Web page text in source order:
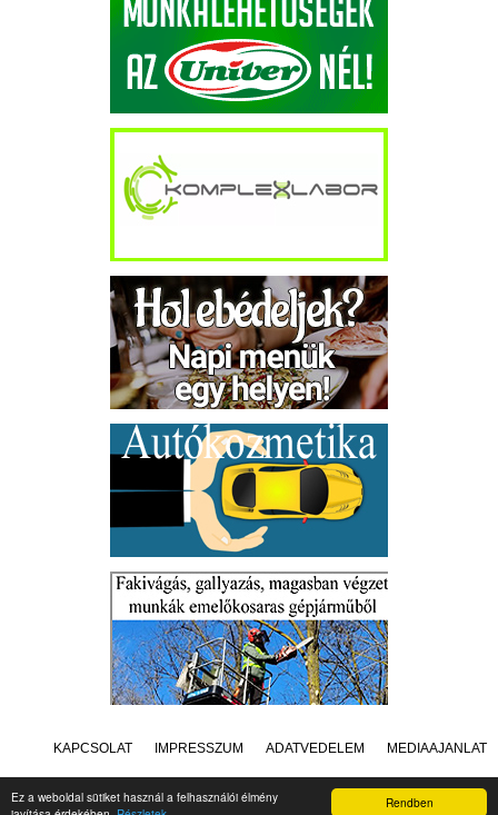
Rendben
Ez a weboldal sütiket használ a felhasználói élmény
KAPCSOLAT IMPRESSZUM ADATVÉDELEM MÉDIAAJÁNLAT